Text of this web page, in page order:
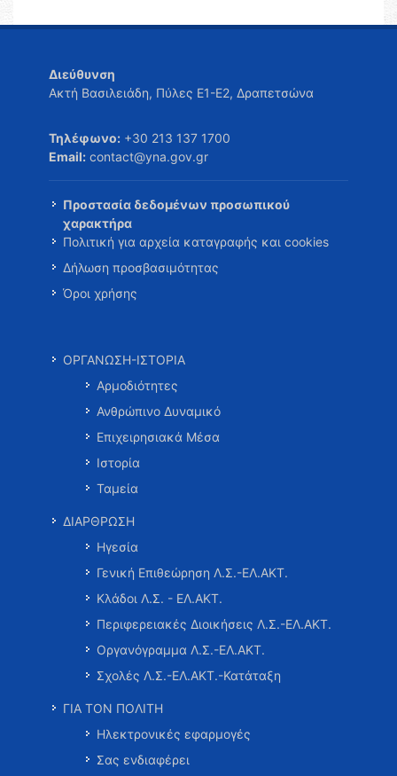
Διεύθυνση
Ακτή Βασιλειάδη, Πύλες Ε1-Ε2, Δραπετσώνα
Τηλέφωνο: +30 213 137 1700
Email: contact@yna.gov.gr
Προστασία δεδομένων προσωπικού
χαρακτήρα
Πολιτική για αρχεία καταγραφής και cookies
Δήλωση προσβασιμότητας
Όροι χρήσης
ΟΡΓΑΝΩΣΗ-ΙΣΤΟΡΙΑ
Αρμοδιότητες
Ανθρώπινο Δυναμικό
Επιχειρησιακά Μέσα
Ιστορία
Ταμεία
ΔΙΑΡΘΡΩΣΗ
Ηγεσία
Γενική Επιθεώρηση Λ.Σ.-ΕΛ.ΑΚΤ.
Κλάδοι Λ.Σ. - ΕΛ.ΑΚΤ.
Περιφερειακές Διοικήσεις Λ.Σ.-ΕΛ.ΑΚΤ.
Οργανόγραμμα Λ.Σ.-ΕΛ.ΑΚΤ.
Σχολές Λ.Σ.-ΕΛ.ΑΚΤ.-Κατάταξη
ΓΙΑ ΤΟΝ ΠΟΛΙΤΗ
Ηλεκτρονικές εφαρμογές
Σας ενδιαφέρει